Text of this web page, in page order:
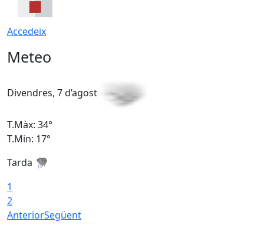
Accedeix
Meteo
Divendres, 7 d’agost
T.Màx: 34°
T.Min: 17°
Tarda
1
2
AnteriorSegüent